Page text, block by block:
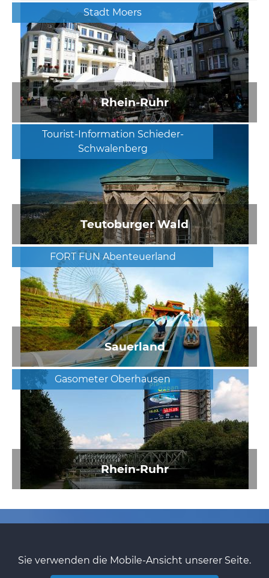
Stadt Moers
Rhein-Ruhr
Tourist-Information Schieder-
Schwalenberg
Teutoburger Wald
FORT FUN Abenteuerland
Sauerland
Gasometer Oberhausen
Rhein-Ruhr
Sie verwenden die Mobile-Ansicht unserer Seite.